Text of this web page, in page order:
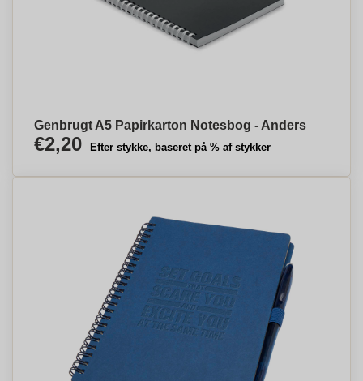
Genbrugt A5 Papirkarton Notesbog - Anders
€2,20 Efter stykke, baseret på % af stykker